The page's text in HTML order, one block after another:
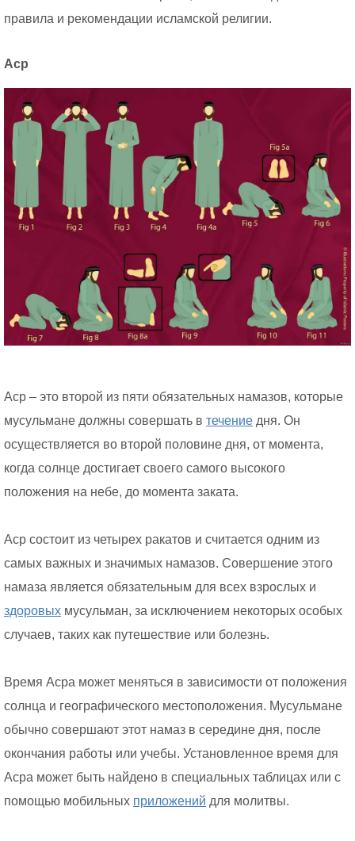
правила и рекомендации исламской религии.
Аср
Аср – это второй из пяти обязательных намазов, которые
мусульмане должны совершать в течение дня. Он
осуществляется во второй половине дня, от момента,
когда солнце достигает своего самого высокого
положения на небе, до момента заката.
Аср состоит из четырех ракатов и считается одним из
самых важных и значимых намазов. Совершение этого
намаза является обязательным для всех взрослых и
здоровых мусульман, за исключением некоторых особых
случаев, таких как путешествие или болезнь.
Время Асра может меняться в зависимости от положения
солнца и географического местоположения. Мусульмане
обычно совершают этот намаз в середине дня, после
окончания работы или учебы. Установленное время для
Асра может быть найдено в специальных таблицах или с
помощью мобильных приложений для молитвы.